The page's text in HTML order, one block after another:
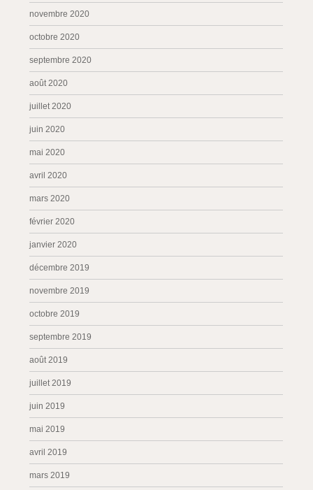
novembre 2020
octobre 2020
septembre 2020
août 2020
juillet 2020
juin 2020
mai 2020
avril 2020
mars 2020
février 2020
janvier 2020
décembre 2019
novembre 2019
octobre 2019
septembre 2019
août 2019
juillet 2019
juin 2019
mai 2019
avril 2019
mars 2019